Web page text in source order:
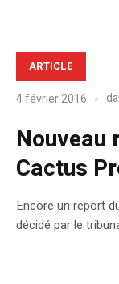
ARTICLE
4 février 2016
Nouveau
Cactus
Encore un report
décidé par le